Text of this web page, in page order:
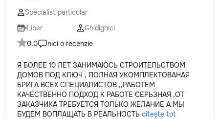
Specialist particular
Liber
Ghidighici
0,0
nici o recenzie
Я БОЛЕЕ 10 ЛЕТ ЗАНИМАЮСЬ СТРОИТЕЛЬСТВОМ
ДОМОВ ПОД КЛЮЧ , ПОЛНАЯ УКОМПЛЕКТОВАНАЯ
БРИГА ВСЕХ СПЕЦИАЛИСТОВ ,,РАБОТЕМ
КАЧЕСТВЕННО ПОДХОД К РАБОТЕ СЕРЬЗНАЯ ,ОТ
ЗАКАЗЧИКА ТРЕБУЕТСЯ ТОЛЬКО ЖЕЛАНИЕ А МЫ
БУДЕМ ВОПЛАЩАТЬ В РЕАЛЬНОСТЬ citește tot